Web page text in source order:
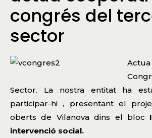
congrés del
sector
Actua
Sector. La nostra entitat ha
participar-hi , presentant el
oberts de Vilanova dins el bloc
intervenció social.